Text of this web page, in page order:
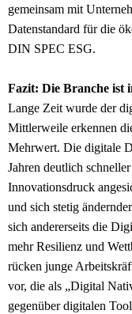
gemeinsam mit
Datenstandard für die
DIN SPEC ESG.
Fazit: Die Branche ist
Lange Zeit wurde der
Mittlerweile erkennen
Mehrwert. Die digitale
Jahren deutlich
Innovationsdruck
und sich stetig
sich andererseits die
mehr Resilienz und
rücken junge
vor, die als „Digital
gegenüber digitalen